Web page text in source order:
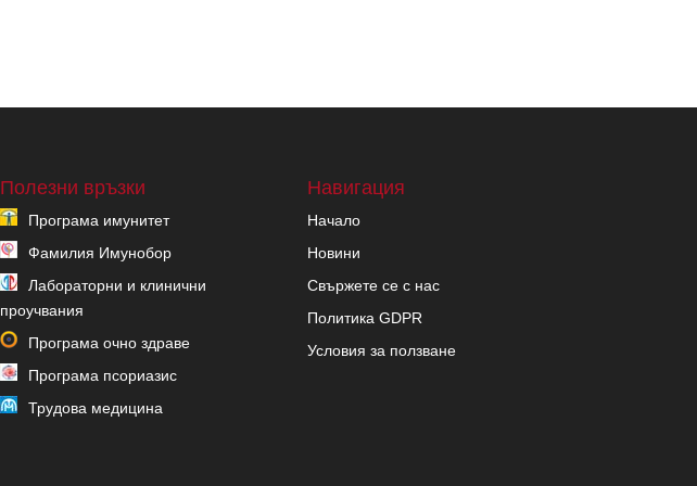
Полезни връзки
Програма имунитет
Фамилия Имунобор
Лабораторни и клинични
проучвания
Програма очно здраве
Програма псориазис
Трудова медицина
Навигация
Начало
Новини
Свържете се с нас
Политика GDPR
Условия за ползване